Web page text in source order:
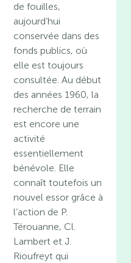
de fouilles,
aujourd’hui
conservée dans des
fonds publics, où
elle est toujours
consultée. Au début
des années 1960, la
recherche de terrain
est encore une
activité
essentiellement
bénévole. Elle
connaît toutefois un
nouvel essor grâce à
l’action de P.
Térouanne, Cl.
Lambert et J.
Rioufreyt qui